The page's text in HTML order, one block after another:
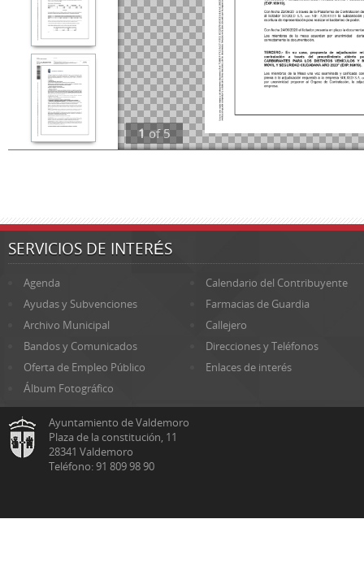
1 of 5
SERVICIOS DE INTERÉS
Agenda
Calendario del Contribuyente
Ayudas y Subvenciones
Farmacias de Guardia
Archivo Municipal
Callejero
Bandos y Comunicados
Direcciones y Teléfonos
Oferta de Empleo Público
Enlaces de interés
Álbum Fotográfico
Ayuntamiento de Valdemoro
Plaza de la constitución, 11
28341 Valdemoro
Teléfono: 91 809 98 90